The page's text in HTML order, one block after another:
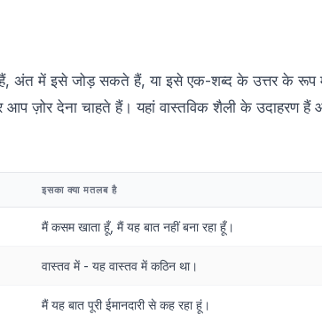
अंत में इसे जोड़ सकते हैं, या इसे एक-शब्द के उत्तर के रूप
ज़ोर देना चाहते हैं। यहां वास्तविक शैली के उदाहरण हैं
इसका क्या मतलब है
मैं कसम खाता हूँ, मैं यह बात नहीं बना रहा हूँ।
वास्तव में - यह वास्तव में कठिन था।
मैं यह बात पूरी ईमानदारी से कह रहा हूं।